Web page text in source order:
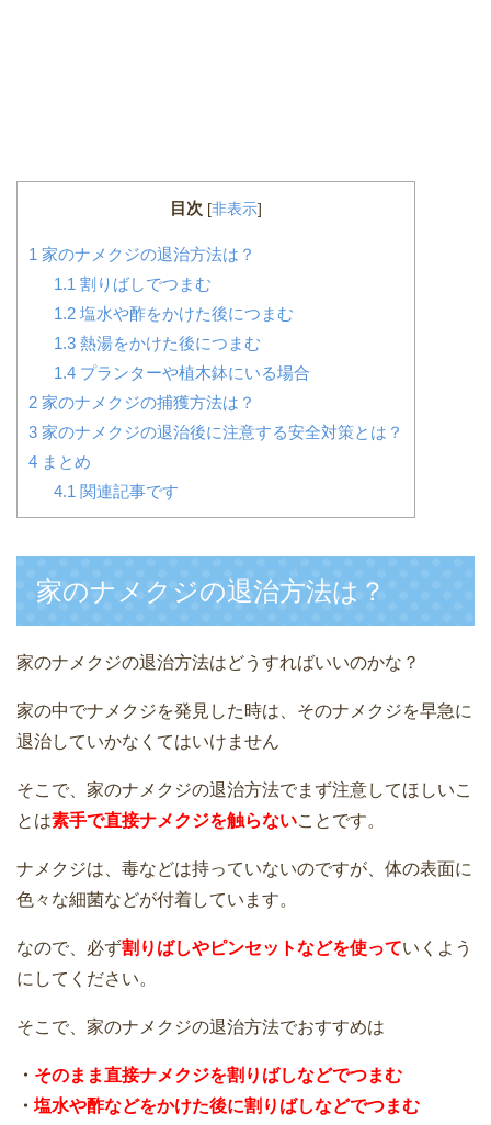
目次 [非表示]
1 家のナメクジの退治方法は？
1.1 割りばしでつまむ
1.2塩水や酢をかけた後につまむ
1.3熱湯をかけた後につまむ
1.4プランターや植木鉢にいる場合
2 家のナメクジの捕獲方法は？
3 家のナメクジの退治後に注意する安全対策とは？
4 まとめ
4.1 関連記事です
家のナメクジの退治方法は？
家のナメクジの退治方法はどうすればいいのかな？
家の中でナメクジを発見した時は、そのナメクジを早急に
退治していかなくてはいけません
そこで、家のナメクジの退治方法でまず注意してほしいこ
とは素手で直接ナメクジを触らないことです。
ナメクジは、毒などは持っていないのですが、体の表面に
色々な細菌などが付着しています。
なので、必ず割りばしやピンセットなどを使っていくよう
にしてください。
そこで、家のナメクジの退治方法でおすすめは
・ そのまま直接ナメクジを割りばしなどでつまむ
・ 塩水や酢などをかけた後に割りばしなどでつまむ